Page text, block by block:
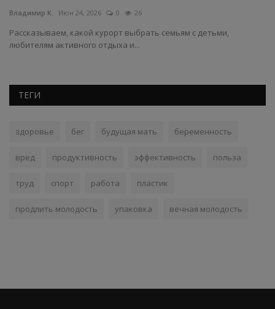
Владимир К. Июн 24, 2026 0 26
Рассказываем, какой курорт выбрать семьям с детьми,
любителям активного отдыха и...
ТЕГИ
здоровье бег будущая мать беременность
вред продуктивность эффективность польза
труд спорт работа пластик
продлить молодость упаковка вечная молодость